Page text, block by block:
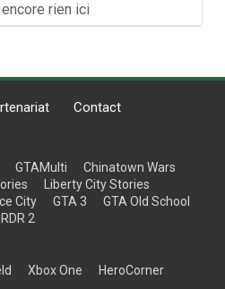
encore rien ici
Contact
GTAMulti
Chinatown Wars
Liberty City Stories
City GTA 3
GTA Old School
RDR 2
Xbox One HeroCorner